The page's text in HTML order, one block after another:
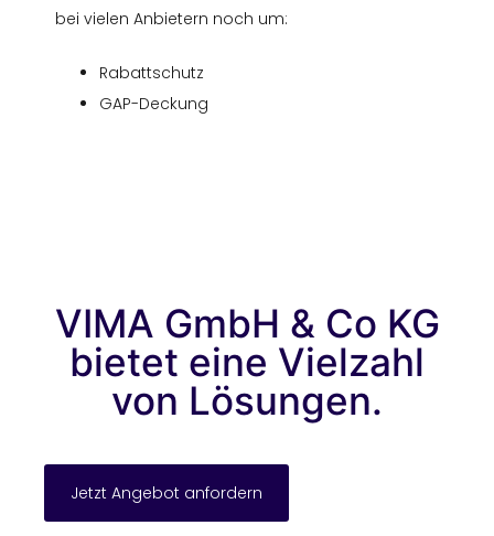
bei vielen Anbietern noch um:
Rabattschutz
GAP-Deckung
VIMA GmbH & Co KG
bietet eine Vielzahl
von Lösungen.
Jetzt Angebot anfordern